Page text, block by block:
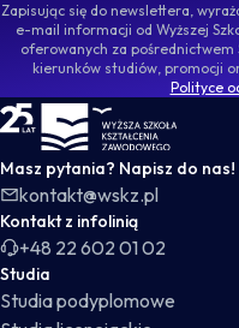
Zapisując się do newslettera,
e-mail informacji od Wyższej
oferowanych za pośrednictwem
kierunków studiów, promocji
Polityce
WSKZ - strona główna
Masz pytania? Napisz do nas!
kontakt@wskz.pl
Kontakt z infolinią
+48 22 602 01 02
Studia
Studia podyplomowe